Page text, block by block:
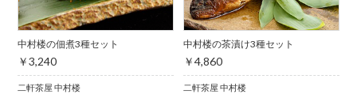
中村楼の佃煮3種セット
￥3,240
二軒茶屋 中村楼
中村楼の茶漬け3種セット
￥4,860
二軒茶屋 中村楼